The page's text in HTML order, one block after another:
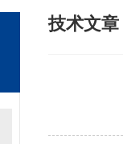
技术文章